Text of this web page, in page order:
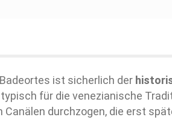
ist sicherlich der
für die venezianische
Canälen durchzogen, die erst